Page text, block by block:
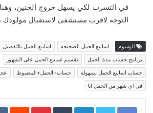
في التسرب لكي يسهل خروج الجنين،
التوجه لاقرب مستشفى لاستقبال مولودك
الوسوم اسابيع الحمل الصحيحه
اسابيع الحمل بالتفصيل
برنامج حساب مدة الحمل
تقسيم اسابيع الحمل على الشهور
حساب اسابيع الحمل بسهوله
حساب+الحمل+المضبوط
في اي شهر من الحمل انا
LinkedIn
Pinterest